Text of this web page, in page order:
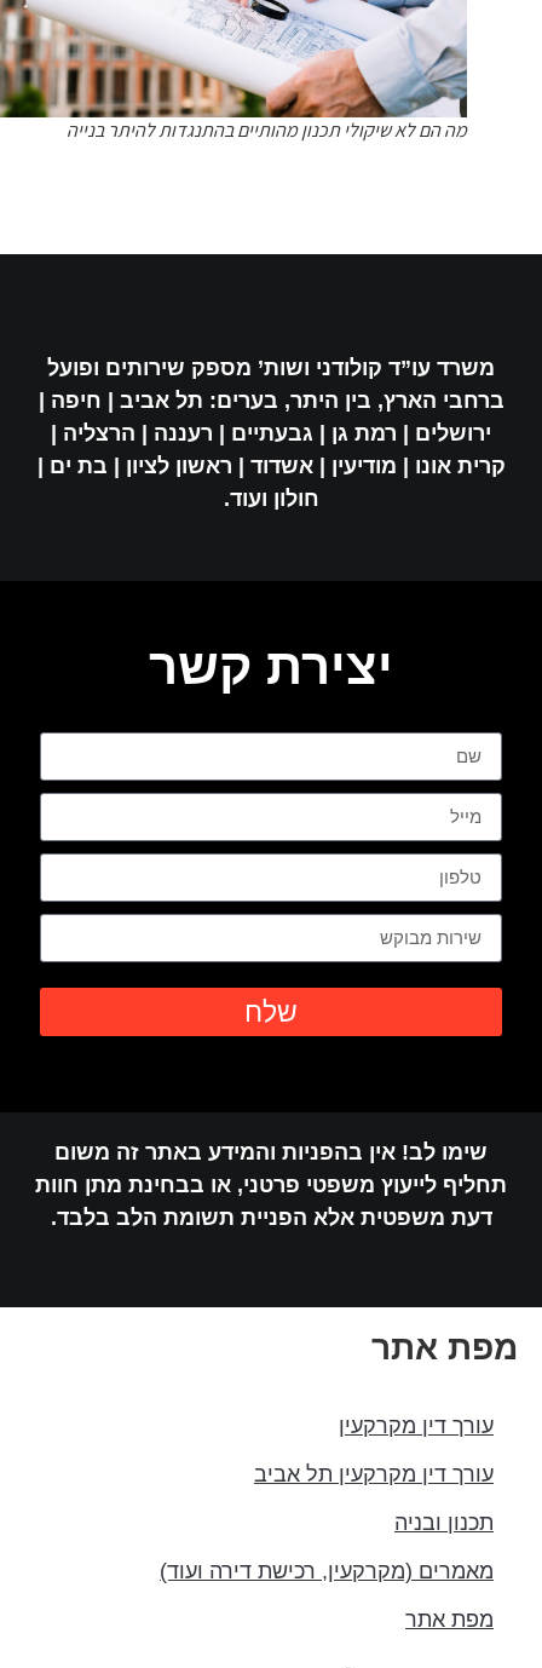
מה הם לא שיקולי תכנון מהותיים בהתנגדות להיתר בנייה
משרד עו”ד קולודני ושות’ מספק שירותים ופועל
ברחבי הארץ, בין היתר, בערים: תל אביב | חיפה |
ירושלים | רמת גן | גבעתיים | רעננה | הרצליה |
קרית אונו | מודיעין | אשדוד | ראשון לציון | בת ים |
חולון ועוד.
יצירת קשר
שלח
שימו לב! אין בהפניות והמידע באתר זה משום
תחליף לייעוץ משפטי פרטני, או בבחינת מתן חוות
דעת משפטית אלא הפניית תשומת הלב בלבד.
אתר
עורך דין מקרקעין
עורך דין מקרקעין תל אביב
תכנון ובניה
מאמרים (מקרקעין, רכישת דירה ועוד)
מפת אתר